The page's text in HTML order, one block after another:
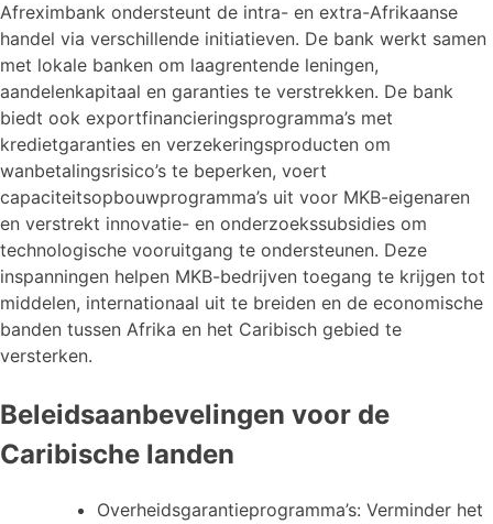
Afreximbank ondersteunt de intra- en extra-Afrikaanse
handel via verschillende initiatieven. De bank werkt samen
met lokale banken om laagrentende leningen,
aandelenkapitaal en garanties te verstrekken. De bank
biedt ook exportfinancieringsprogramma’s met
kredietgaranties en verzekeringsproducten om
wanbetalingsrisico’s te beperken, voert
capaciteitsopbouwprogramma’s uit voor MKB-eigenaren
en verstrekt innovatie- en onderzoekssubsidies om
technologische vooruitgang te ondersteunen. Deze
inspanningen helpen MKB-bedrijven toegang te krijgen tot
middelen, internationaal uit te breiden en de economische
banden tussen Afrika en het Caribisch gebied te
versterken.
Beleidsaanbevelingen voor de
Caribische landen
Overheidsgarantieprogramma’s: Verminder het